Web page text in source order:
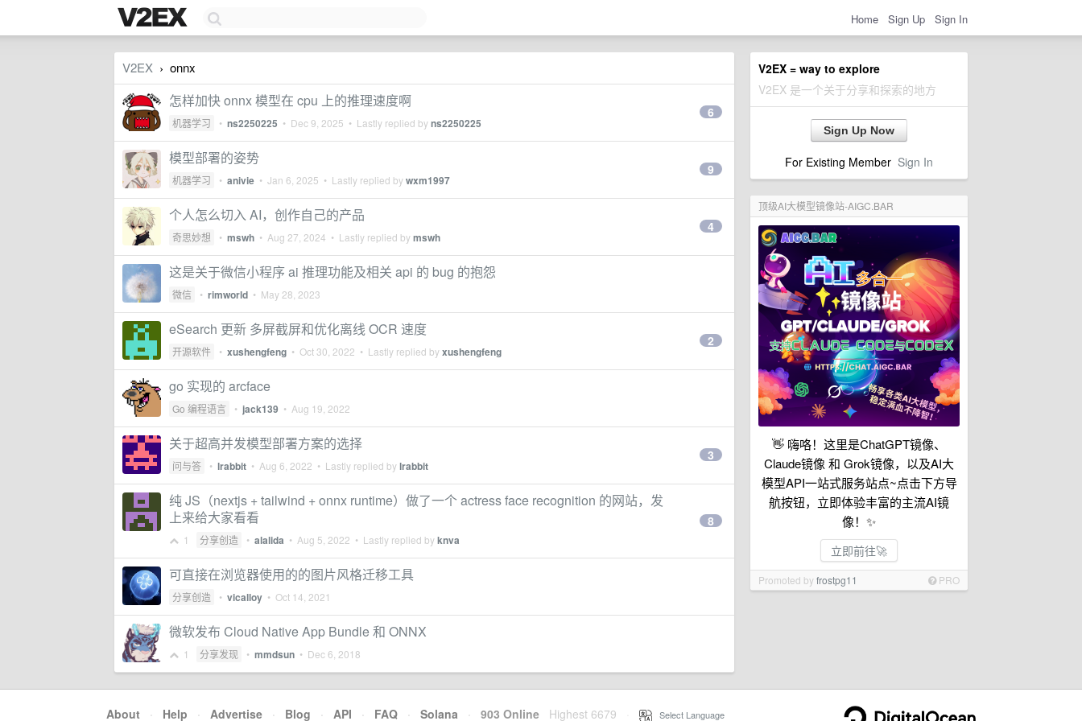
Home Sign Up Sign In
V2EX = way to explore
V2EX 是一个关于分享和探索的地方
Sign Up Now
For Existing Member Sign In
顶级AI大模型镜像站-AIGC.BAR
👋 嗨咯！这里是ChatGPT镜像、
Claude镜像 和 Grok镜像，以及AI大
模型API一站式服务站点~点击下方导
航按钮，立即体验丰富的主流AI镜
像！✨
立即前往🚀
Promoted byfrostpg11 PRO
V2EX › onnx
怎样加快 onnx 模型在 cpu 上的推理速度啊
机器学习 • ns2250225 • Dec 9, 2025 • Lastly replied byns2250225
6
模型部署的姿势
机器学习 • anivie • Jan 6, 2025 • Lastly replied bywxm1997
9
个人怎么切入 AI，创作自己的产品
奇思妙想 • mswh • Aug 27, 2024 • Lastly replied bymswh
4
这是关于微信小程序 ai 推理功能及相关 api 的 bug 的抱怨
微信 • rimworld • May 28, 2023
eSearch 更新 多屏截屏和优化离线 OCR 速度
开源软件 • xushengfeng • Oct 30, 2022 • Lastly replied byxushengfeng
2
go 实现的 arcface
Go 编程语言 • jack139 • Aug 19, 2022
关于超高并发模型部署方案的选择
问与答 • lrabbit • Aug 6, 2022 • Lastly replied bylrabbit
3
纯 JS（nextjs + tailwind + onnx runtime）做了一个 actress face recognition 的网站，发
上来给大家看看
1 分享创造 • alalida • Aug 5, 2022 • Lastly replied byknva
8
可直接在浏览器使用的的图片风格迁移工具
分享创造 • vicalloy • Oct 14, 2021
微软发布 Cloud Native App Bundle 和 ONNX
1 分享发现 • mmdsun • Dec 6, 2018
About · Help · Advertise · Blog · API · FAQ · Solana · 903 Online Highest 6679 Select Language